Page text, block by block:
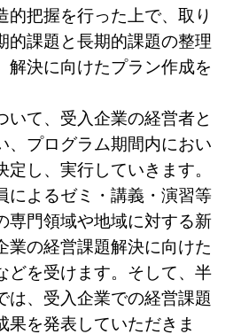
的把握を行った上で、取り
的課題と長期的課題の整理
解決に向けたプラン作成を
いて、受入企業の経営者と
、プログラム期間内におい
し、実行していきます。
によるゼミ・講義・演習等
専門領域や地域に対する新
業の経営課題解決に向けた
どを受けます。そして、半
は、受入企業での経営課題
果を発表していただきま